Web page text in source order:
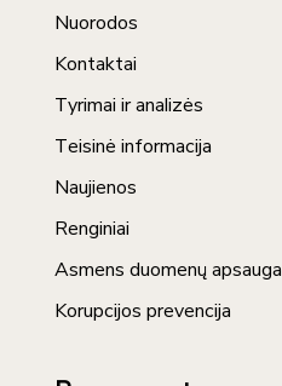
Nuorodos
Kontaktai
Tyrimai ir analizės
Teisinė informacija
Naujienos
Renginiai
Asmens duomenų apsauga
Korupcijos prevencija